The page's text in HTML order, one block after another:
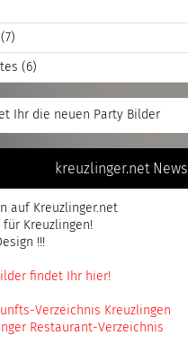
(7)
(6)
Ihr die neuen Party Bilder
kreuzlinger.net News
auf Kreuzlinger.net
für Kreuzlingen!
!!!
findet Ihr hier!
Verzeichnis Kreuzlingen
Restaurant-Verzeichnis